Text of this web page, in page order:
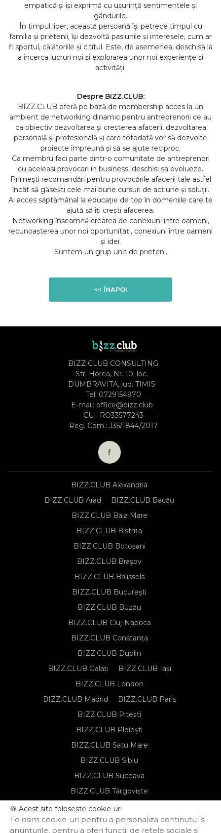
empatică și își exprimă cu ușurință sentimentele și
gândurile.
În timpul liber, această persoană își petrece timpul cu
familia și prietenii, își dezvoltă pasiunile și interesele, cum ar
fi sportul, călătoriile și cititul. Este, de asemenea, deschisă la
a încerca lucruri noi și explorarea unor noi experiențe și
activități.
Despre BIZZ.CLUB:
BIZZ.CLUB oferă pe bază de membership acces la un
ambient de networking dinamic pentru antreprenorii ce au
ca obiectiv dezvoltarea și creșterea afacerii, dezvoltarea
personală și profesională și care totodată vor să dezvolte
proiecte împreună și să se ajute reciproc.
Ca membru faci parte dintr-o comunitate de antreprenori
cu aceleasi provocari in business, deschisi sa evolueze.
Primești recomandări pentru provocările afacerii tale astfel
încât să găsești cele mai bune cursuri de acțiune și soluții.
Ai acces săptămânal la educație de top în domeniile care te
ajută să îți crești afacerea.
Networking înseamnă crearea de conexiuni între oameni,
recunoașterea unor noi oportunități, conexiuni între oameni
și idei.
Suntem un grup unit de prieteni.
<< ÎNAPOI
BIZZ CLUB CONSULTING
Str. Horea, Nr. 10, loc.
DUMBRAVITA, jud. TIMIS
Tel: 0729154970
E-mail: office@bizz.club
CUI: RO33577243
Reg. Com.: J35/1844/2017
BIZZ.CLUB Alexandria
BIZZ.CLUB Arad
BIZZ.CLUB Bacău
BIZZ.CLUB Baia Mare
BIZZ.CLUB Bistrița
BIZZ.CLUB Botoșani
BIZZ.CLUB Brașov
BIZZ.CLUB Brussels
BIZZ.CLUB București
BIZZ.CLUB Buzău
BIZZ.CLUB Cluj-Napoca
BIZZ.CLUB Constanța
BIZZ.CLUB Dublin
BIZZ.CLUB Galați
BIZZ.CLUB Iași
BIZZ.CLUB London
BIZZ.CLUB Madrid
BIZZ.CLUB Paris
BIZZ.CLUB Pitești
BIZZ.CLUB Ploiești
BIZZ.CLUB Satu Mare
BIZZ.CLUB Sibiu
BIZZ.CLUB Suceava
BIZZ.CLUB Târgoviște
BIZZ.CLUB Târgu Mureș
BIZZ.CLUB Timișoara
🍪 Acest site foloseste cookie-uri
Folosim cookie-uri pentru a personaliza continutul si
anunturile, pentru a oferi functii de retele sociale si